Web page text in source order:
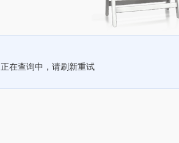
正在查询中，请刷新重试